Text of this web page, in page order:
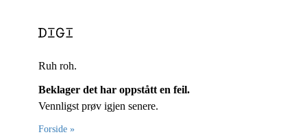
Ruh roh.
Beklager det har oppstått en feil.
Vennligst prøv igjen senere.
Forside »